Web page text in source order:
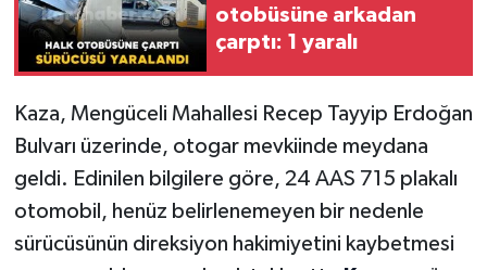
otobüsüne arkadan
çarptı: 1 yaralı
Kaza, Mengüceli Mahallesi Recep Tayyip Erdoğan
Bulvarı üzerinde, otogar mevkiinde meydana
geldi. Edinilen bilgilere göre, 24 AAS 715 plakalı
otomobil, henüz belirlenemeyen bir nedenle
sürücüsünün direksiyon hakimiyetini kaybetmesi